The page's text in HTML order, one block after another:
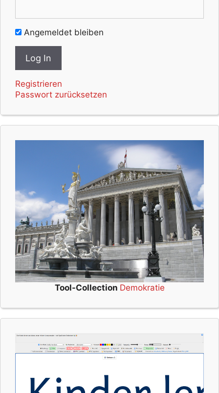
Angemeldet bleiben
Registrieren
Passwort zurücksetzen
Tool-Collection Demokratie